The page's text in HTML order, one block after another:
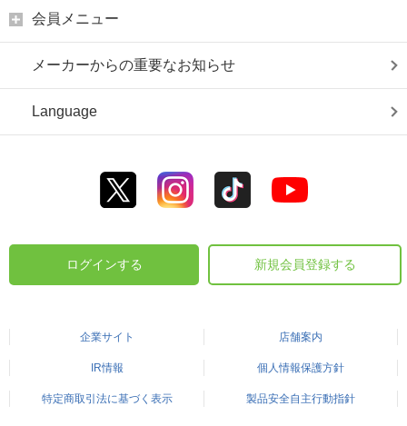
会員メニュー
メーカーからの重要なお知らせ
Language
ログインする 新規会員登録する
企業サイト 店舗案内
IR情報 個人情報保護方針
特定商取引法に基づく表示 製品安全自主行動指針